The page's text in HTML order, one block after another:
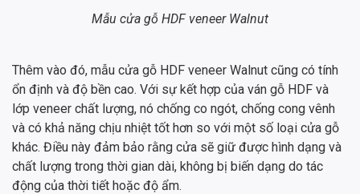
Mẫu cửa gỗ HDF veneer Walnut
Thêm vào đó, mẫu cửa gỗ HDF veneer Walnut cũng có tính
ổn định và độ bền cao. Với sự kết hợp của ván gỗ HDF và
lớp veneer chất lượng, nó chống co ngót, chống cong vênh
và có khả năng chịu nhiệt tốt hơn so với một số loại cửa gỗ
khác. Điều này đảm bảo rằng cửa sẽ giữ được hình dạng và
chất lượng trong thời gian dài, không bị biến dạng do tác
động của thời tiết hoặc độ ẩm.